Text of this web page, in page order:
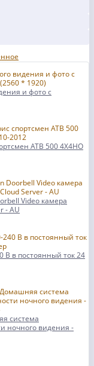
и фото с
АТВ 500 4X4HO
Video камера
- AU
В в постоянный ток 24
система
ночного видения -